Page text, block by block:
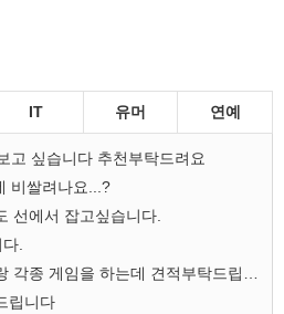
IT 유머 연예
고 싶습니다 추천부탁드려요
비쌀려나요...?
선에서 잡고싶습니다.
.
(300정도선)3d모델링이랑 각종 게임을 하는데 견적부탁드립니다!300정도선
립니다